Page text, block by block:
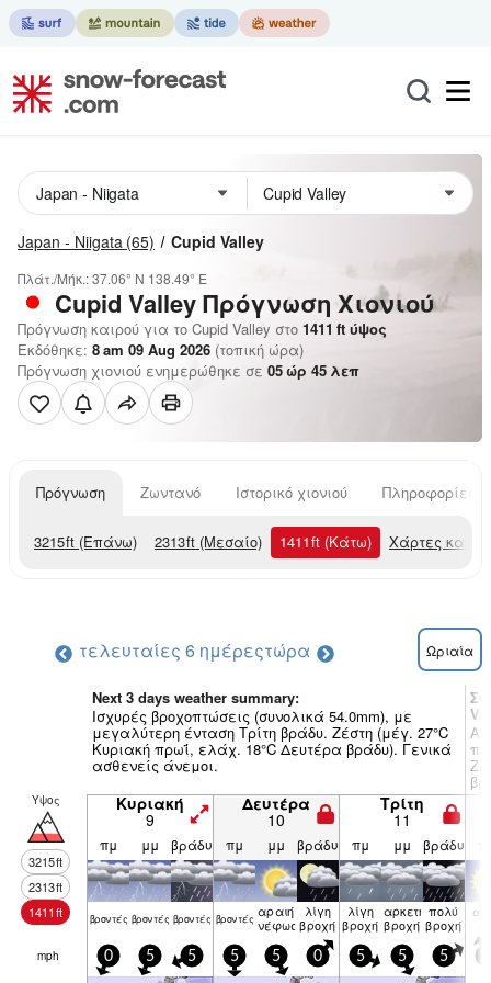
Japan - Niigata (65) Cupid Valley
Πλάτ./Μήκ.:37.06° N 138.49° E
Cupid ValleyΠρόγνωση Χιονιού
Πρόγνωση καιρού για το Cupid Valley στο 1411 ft ύψος
Εκδόθηκε: 8 am 09 Aug 2026 (τοπική ώρα)
Πρόγνωση χιονιού ενημερώθηκε σε 05ώρ 45 λεπ
Πρόγνωση Ζωντανό Ιστορικό χιονιού Πληροφορίες
3215ft (Επάνω) 2313ft (Μεσαίο) 1411ft (Κάτω) Χάρτες
τελευταίες 6 ημέρεςτώρα Ωριαία
Next 3 days weather summary:
Ισχυρές βροχοπτώσεις (συνολικά 54.0mm), με
μεγαλύτερη ένταση Τρίτη βράδυ. Ζέστη (μέγ. 27°C
Κυριακή πρωΐ, ελάχ. 18°C Δευτέρα βράδυ). Γενικά
ασθενείς άνεμοι.
Υψος
3215ft
2313ft
1411ft
Κυριακή
9
Δευτέρα
10
Τρίτη
11
πμ μμ βράδυ πμ μμ βράδυ πμ μμ βράδυ
βρον­τές βρον­τές βρον­τές βρον­τές αραιή
νέφωση
λίγη
βροχή
λίγη
βροχή
αρκετή
βροχή
πολύ
βροχή
mph 0 5 5 5 5 0 5 5 5